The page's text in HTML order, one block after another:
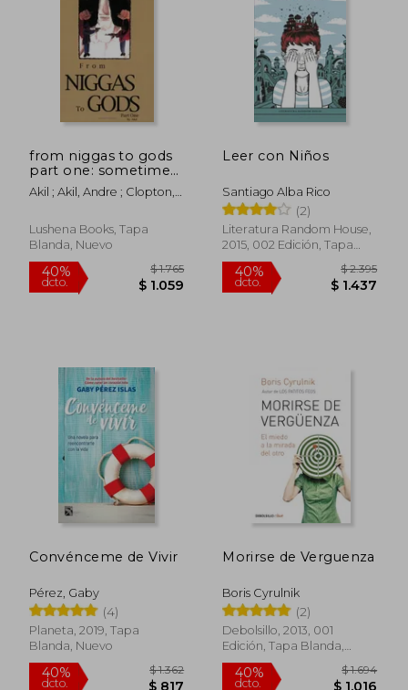
40%
dcto.
from niggas to gods
part one: sometimes
the truthhurts...but it
` s all good in the
Akil ; Akil, Andre ; Clopton,
Lushena Books, Tapa
Blanda, Nuevo
40%
dcto. $ 1.059
Leer con Niños
Santiago Alba Rico
(2)
Literatura Random House,
2015, 002 Edición, Tapa
Blanda, Nuevo
40%
dcto.
Convénceme de Vivir
Pérez, Gaby
(4)
Planeta, 2019, Tapa
Blanda, Nuevo
Morirse de Verguenza
Boris Cyrulnik
(2)
Debolsillo, 2013, 001
Edición, Tapa Blanda,
Nuevo